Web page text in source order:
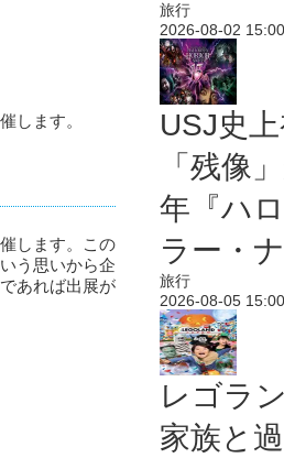
します。
します。この
う思いから企
あれば出展が
旅行
2026-08-02 15:00
USJ史
「残像
年『ハ
ラー・
旅行
2026-08-05 15:00
レゴラ
家族と